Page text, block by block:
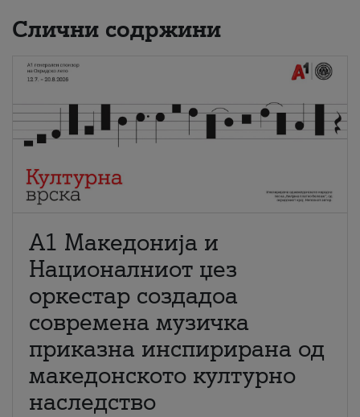
Слични содржини
А1 Македонија и
Националниот џез
оркестар создадоа
современа музичка
приказна инспирирана од
македонското културно
наследство